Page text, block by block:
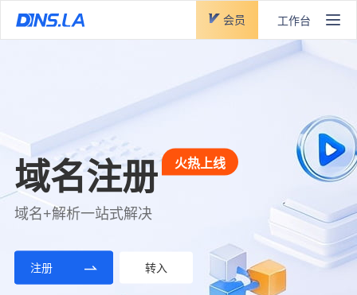
会员 工作台
域名注册 火热上线
域名+解析一站式解决
注册 转入
DNS智能云解析产品
线
SSL证书 全新上线
提供国际/国密算法、各大品牌；SSL证书一站式申
请、管理、部署服务
立即选购
DNS云加速全新上线
节点广泛、实时加速、污染预防
立即体验
全新云监控
协议丰富、自动切换、覆盖全国
立即体验